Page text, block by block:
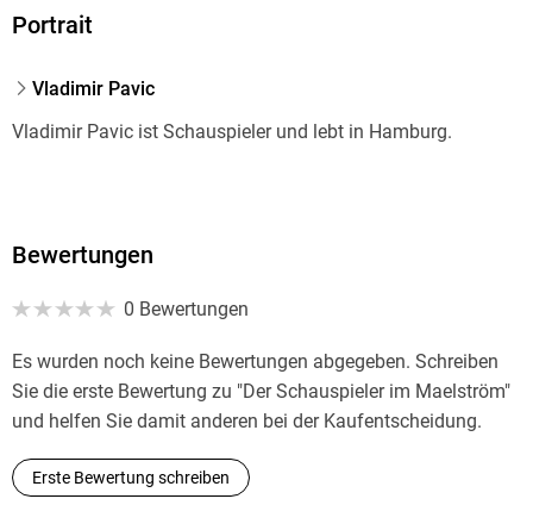
Portrait
Vladimir Pavic
Vladimir Pavic ist Schauspieler und lebt in Hamburg.
Bewertungen
0 Bewertungen
Es wurden noch keine Bewertungen abgegeben. Schreiben
Sie die erste Bewertung zu "Der Schauspieler im Maelström"
und helfen Sie damit anderen bei der Kaufentscheidung.
Erste Bewertung schreiben